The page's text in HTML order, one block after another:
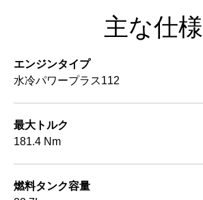
主な仕様
エンジンタイプ
水冷パワープラス112
最大トルク
181.4 Nm
燃料タンク容量